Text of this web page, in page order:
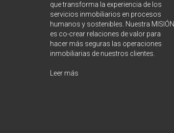
que transforma la experiencia de los
servicios inmobiliarios en procesos
humanos y sostenibles. Nuestra MISIÓN
es co-crear relaciones de valor para
hacer más seguras las operaciones
inmobiliarias de nuestros clientes.
Leer más